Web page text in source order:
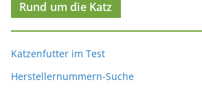
Rund um die Katz
Katzenfutter im Test
Herstellernummern-Suche